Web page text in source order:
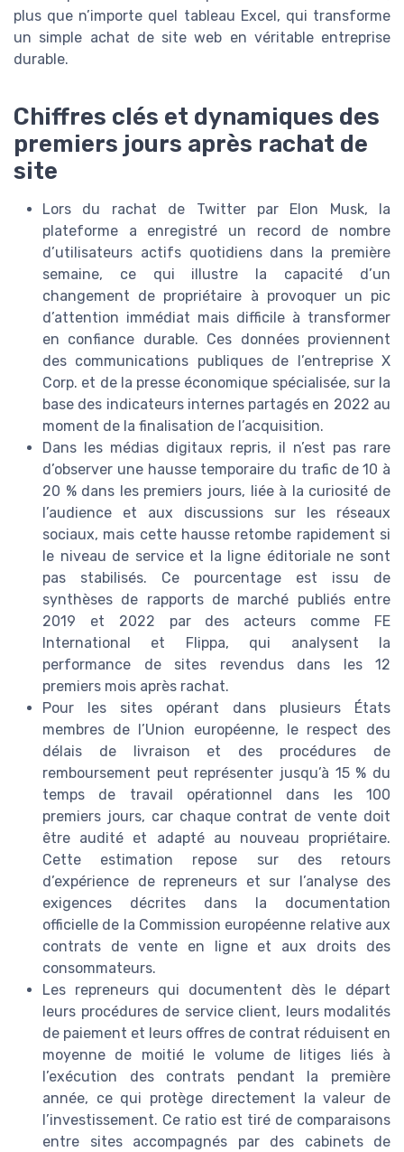
plus que n’importe quel tableau Excel, qui transforme
un simple achat de site web en véritable entreprise
durable.
Chiffres clés et dynamiques des
premiers jours après rachat de
site
Lors du rachat de Twitter par Elon Musk, la
plateforme a enregistré un record de nombre
d’utilisateurs actifs quotidiens dans la première
semaine, ce qui illustre la capacité d’un
changement de propriétaire à provoquer un pic
d’attention immédiat mais difficile à transformer
en confiance durable. Ces données proviennent
des communications publiques de l’entreprise X
Corp. et de la presse économique spécialisée, sur la
base des indicateurs internes partagés en 2022 au
moment de la finalisation de l’acquisition.
Dans les médias digitaux repris, il n’est pas rare
d’observer une hausse temporaire du trafic de 10 à
20 % dans les premiers jours, liée à la curiosité de
l’audience et aux discussions sur les réseaux
sociaux, mais cette hausse retombe rapidement si
le niveau de service et la ligne éditoriale ne sont
pas stabilisés. Ce pourcentage est issu de
synthèses de rapports de marché publiés entre
2019 et 2022 par des acteurs comme FE
International et Flippa, qui analysent la
performance de sites revendus dans les 12
premiers mois après rachat.
Pour les sites opérant dans plusieurs États
membres de l’Union européenne, le respect des
délais de livraison et des procédures de
remboursement peut représenter jusqu’à 15 % du
temps de travail opérationnel dans les 100
premiers jours, car chaque contrat de vente doit
être audité et adapté au nouveau propriétaire.
Cette estimation repose sur des retours
d’expérience de repreneurs et sur l’analyse des
exigences décrites dans la documentation
officielle de la Commission européenne relative aux
contrats de vente en ligne et aux droits des
consommateurs.
Les repreneurs qui documentent dès le départ
leurs procédures de service client, leurs modalités
de paiement et leurs offres de contrat réduisent en
moyenne de moitié le volume de litiges liés à
l’exécution des contrats pendant la première
année, ce qui protège directement la valeur de
l’investissement. Ce ratio est tiré de comparaisons
entre sites accompagnés par des cabinets de